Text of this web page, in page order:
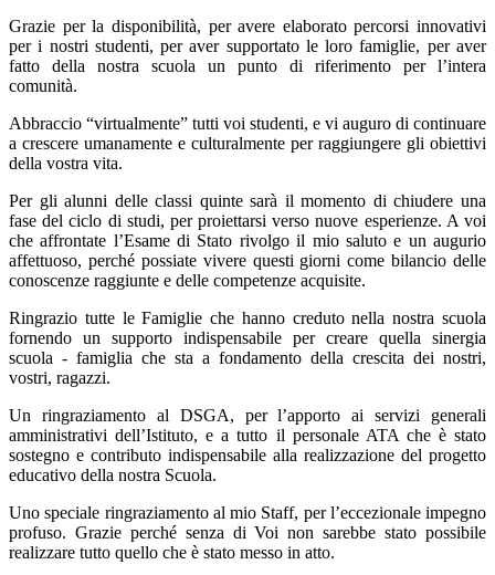
Grazie per la disponibilità, per avere elaborato percorsi innovativi
per i nostri studenti, per aver supportato le loro famiglie, per aver
fatto della nostra scuola un punto di riferimento per l’intera
comunità.
Abbraccio “virtualmente” tutti voi studenti, e vi auguro di continuare
a crescere umanamente e culturalmente per raggiungere gli obiettivi
della vostra vita.
Per gli alunni delle classi quinte sarà il momento di chiudere una
fase del ciclo di studi, per proiettarsi verso nuove esperienze. A voi
che affrontate l’Esame di Stato rivolgo il mio saluto e un augurio
affettuoso, perché possiate vivere questi giorni come bilancio delle
conoscenze raggiunte e delle competenze acquisite.
Ringrazio tutte le Famiglie che hanno creduto nella nostra scuola
fornendo un supporto indispensabile per creare quella sinergia
scuola - famiglia che sta a fondamento della crescita dei nostri,
vostri, ragazzi.
Un ringraziamento al DSGA, per l’apporto ai servizi generali
amministrativi dell’Istituto, e a tutto il personale ATA che è stato
sostegno e contributo indispensabile alla realizzazione del progetto
educativo della nostra Scuola.
Uno speciale ringraziamento al mio Staff, per l’eccezionale impegno
profuso. Grazie perché senza di Voi non sarebbe stato possibile
realizzare tutto quello che è stato messo in atto.